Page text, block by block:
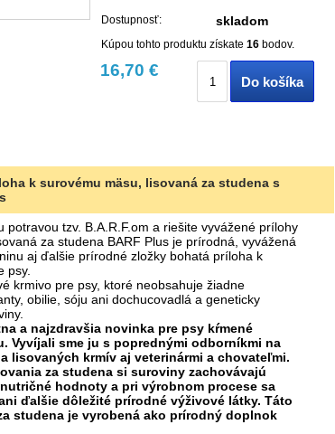
Dostupnosť: skladom
Kúpou tohto produktu získate 16 bodov.
16,70 €
Do košíka
k surovému mäsu, lisovaná za studena s
potravou tzv. B.A.R.F.om a riešite vyvážené prílohy
za studena BARF Plus je prírodná, vyvážená
aj ďalšie prírodné zložky bohatá príloha k
psy.
krmivo pre psy, ktoré neobsahuje žiadne
obilie, sóju ani dochucovadlá a geneticky
a najzdravšia novinka pre psy kŕmené
Vyvíjali sme ju s poprednými odborníkmi na
lisovaných krmív aj veterinármi a chovateľmi.
za studena si suroviny zachovávajú
hodnoty a pri výrobnom procese sa
ďalšie dôležité prírodné výživové látky. Táto
studena je vyrobená ako prírodný doplnok